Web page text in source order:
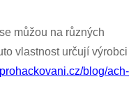
můžou na různých
vlastnost určují výrobci
blog/ach-